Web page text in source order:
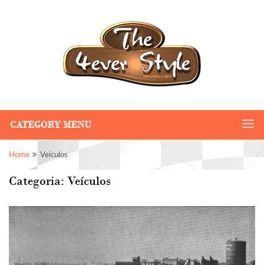
CATEGORY MENU
Home Veículos
Categoria: Veículos